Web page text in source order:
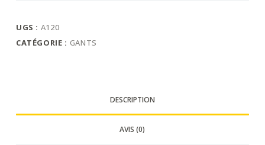
UGS : A120
CATÉGORIE : GANTS
DESCRIPTION
AVIS (0)